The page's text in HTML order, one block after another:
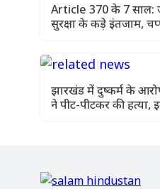
Article 370 के 7 साल:
सुरक्षा के कड़े इंतजाम,
झारखंड में दुष्कर्म के
ने पीट-पीटकर की हत्या,